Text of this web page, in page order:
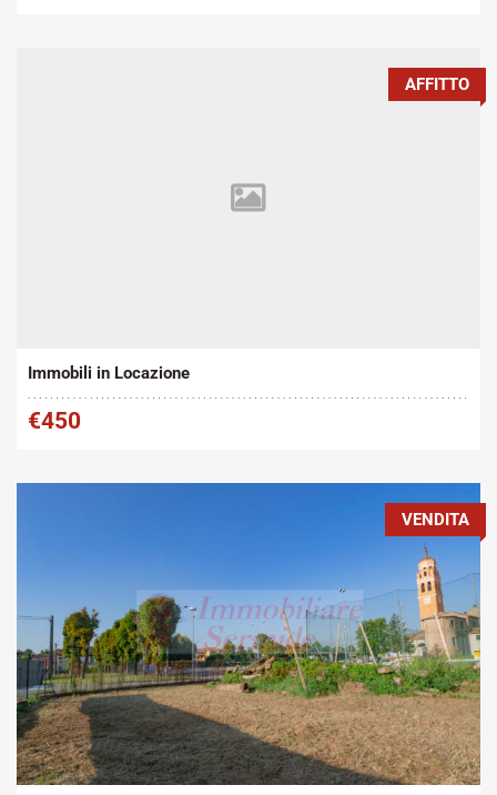
AFFITTO
Immobili in Locazione
€450
Tipo contratto:
Vendita
Metratura Commerciale:
440 m2
VENDITA